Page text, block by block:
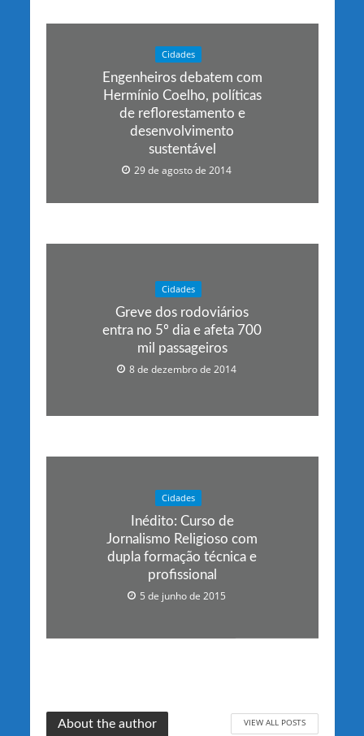
Cidades
Engenheiros debatem com
Hermínio Coelho, políticas
de reflorestamento e
desenvolvimento
sustentável
29 de agosto de 2014
Cidades
Greve dos rodoviários
entra no 5º dia e afeta 700
mil passageiros
8 de dezembro de 2014
Cidades
Inédito: Curso de
Jornalismo Religioso com
dupla formação técnica e
profissional
5 de junho de 2015
About the author VIEW ALL POSTS